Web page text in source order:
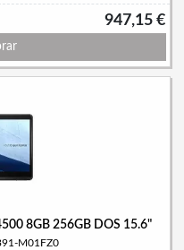
947,15 €
8GB 256GB DOS 15.6"
M01FZ0